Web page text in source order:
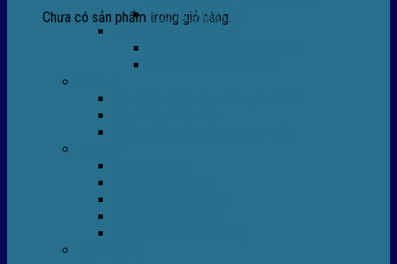
Chưa có sản phẩm trong giỏ hàng.
Phụ tùng thay thế